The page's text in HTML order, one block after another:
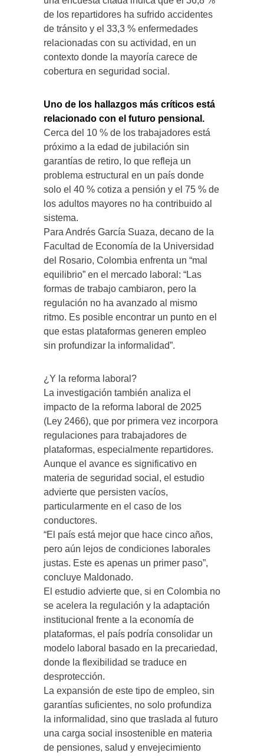
de los repartidores ha sufrido accidentes
de tránsito y el 33,3 % enfermedades
relacionadas con su actividad, en un
contexto donde la mayoría carece de
cobertura en seguridad social.
Uno de los hallazgos más críticos está
relacionado con el futuro pensional.
Cerca del 10 % de los trabajadores está
próximo a la edad de jubilación sin
garantías de retiro, lo que refleja un
problema estructural en un país donde
solo el 40 % cotiza a pensión y el 75 % de
los adultos mayores no ha contribuido al
sistema.
Para Andrés García Suaza, decano de la
Facultad de Economía de la Universidad
del Rosario, Colombia enfrenta un “mal
equilibrio” en el mercado laboral: “Las
formas de trabajo cambiaron, pero la
regulación no ha avanzado al mismo
ritmo. Es posible encontrar un punto en el
que estas plataformas generen empleo
sin profundizar la informalidad”.
¿Y la reforma laboral?
La investigación también analiza el
impacto de la reforma laboral de 2025
(Ley 2466), que por primera vez incorpora
regulaciones para trabajadores de
plataformas, especialmente repartidores.
Aunque el avance es significativo en
materia de seguridad social, el estudio
advierte que persisten vacíos,
particularmente en el caso de los
conductores.
“El país está mejor que hace cinco años,
pero aún lejos de condiciones laborales
justas. Este es apenas un primer paso”,
concluye Maldonado.
El estudio advierte que, si en Colombia no
se acelera la regulación y la adaptación
institucional frente a la economía de
plataformas, el país podría consolidar un
modelo laboral basado en la precariedad,
donde la flexibilidad se traduce en
desprotección.
La expansión de este tipo de empleo, sin
garantías suficientes, no solo profundiza
la informalidad, sino que traslada al futuro
una carga social insostenible en materia
de pensiones, salud y envejecimiento